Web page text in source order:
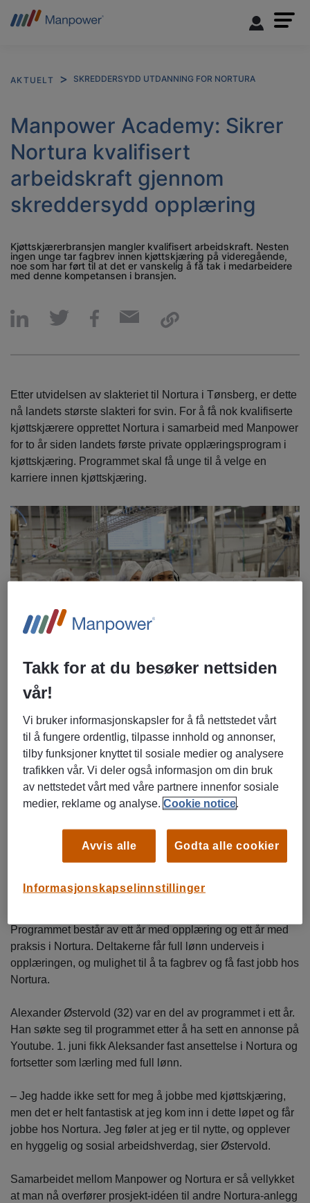
AKTUELT SKREDDERSYDD UTDANNING FOR NORTURA
Manpower Academy: Sikrer
Nortura kvalifisert
arbeidskraft gjennom
skreddersydd opplæring
Kjøttskjærerbransjen mangler kvalifisert arbeidskraft. Nesten
ingen unge tar fagbrev innen kjøttskjæring på videregående,
noe som har ført til at det er vanskelig å få tak i medarbeidere
med denne kompetansen i bransjen.
Etter utvidelsen av slakteriet til Nortura i Tønsberg, er dette
nå landets største slakteri for svin. For å få nok kvalifiserte
kjøttskjærere opprettet Nortura i samarbeid med Manpower
for to år siden landets første private opplæringsprogram i
kjøttskjæring. Programmet skal få unge til å velge en
karriere innen kjøttskjæring.
- Vi har valgt å etablere det vi kaller Manpower Academy,
altså et skreddersydd utdanningsløp for kjøttskjærere, sier
Kari Andreassen, som er distriktsleder i Manpower
Tønsberg om samarbeidet. Det var stor etterspørsel etter
kompetanse-mangel i Norge på dette faget. Vi så på dette
som et veldig spennende samarbeidsprosjekt. Et konsept
som Manpower og Nortura kunne utvikle og skreddersy
sammen.
Programmet består av ett år med opplæring og ett år med
praksis i Nortura. Deltakerne får full lønn underveis i
opplæringen, og mulighet til å ta fagbrev og få fast jobb hos
Nortura.
Alexander Østervold (32) var en del av programmet i ett år.
Han søkte seg til programmet etter å ha sett en annonse på
Youtube. 1. juni fikk Aleksander fast ansettelse i Nortura og
fortsetter som lærling med full lønn.
– Jeg hadde ikke sett for meg å jobbe med kjøttskjæring,
men det er helt fantastisk at jeg kom inn i dette løpet og får
jobbe hos Nortura. Jeg føler at jeg er til nytte, og opplever
en hyggelig og sosial arbeidshverdag, sier Østervold.
Samarbeidet mellom Manpower og Nortura er så vellykket
at man nå overfører prosjekt-idéen til andre Nortura-anlegg
Takk for at du besøker nettsiden
vår!
Vi bruker informasjonskapsler for å få nettstedet vårt
til å fungere ordentlig, tilpasse innhold og annonser,
tilby funksjoner knyttet til sosiale medier og analysere
trafikken vår. Vi deler også informasjon om din bruk
av nettstedet vårt med våre partnere innenfor sosiale
medier, reklame og analyse.Cookie notice.
Informasjonskapselinnstillinger
Avvis alle Godta alle cookier